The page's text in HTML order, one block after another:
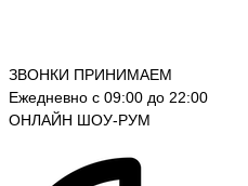
ЗВОНКИ ПРИНИМАЕМ
Ежедневно с 09:00 до 22:00
ОНЛАЙН ШОУ-РУМ